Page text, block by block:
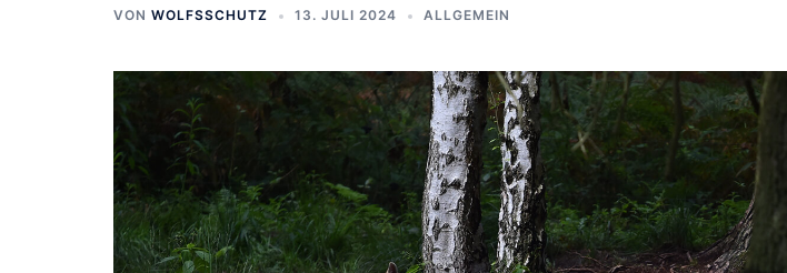
VON WOLFSSCHUTZ 13. JULI 2024 ALLGEMEIN